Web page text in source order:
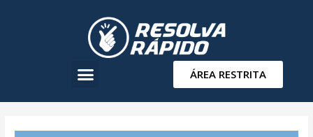
ÁREA RESTRITA